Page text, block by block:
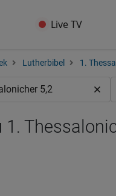
Live TV
Lutherbibel 1.
1.